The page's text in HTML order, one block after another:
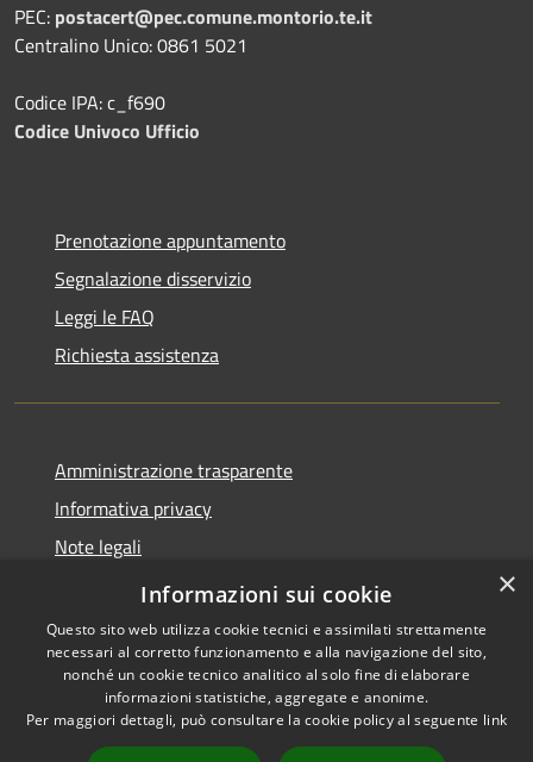
PEC: postacert@pec.comune.montorio.te.it
Centralino Unico: 0861 5021
Codice IPA: c_f690
Codice Univoco Ufficio
Prenotazione appuntamento
Segnalazione disservizio
Leggi le FAQ
Richiesta assistenza
Amministrazione trasparente
Informativa privacy
Note legali
Dichiarazione di accessibilità
Accessibilità
Copyright © 2026 • Comune di
Montorio al Vomano • Powered
×
Informazioni sui cookie
Questo sito web utilizza cookie tecnici e assimilati strettamente
necessari al corretto funzionamento e alla navigazione del sito,
nonché un cookie tecnico analitico al solo fine di elaborare
informazioni statistiche, aggregate e anonime.
Per maggiori dettagli, può consultare la cookie policy al seguente link